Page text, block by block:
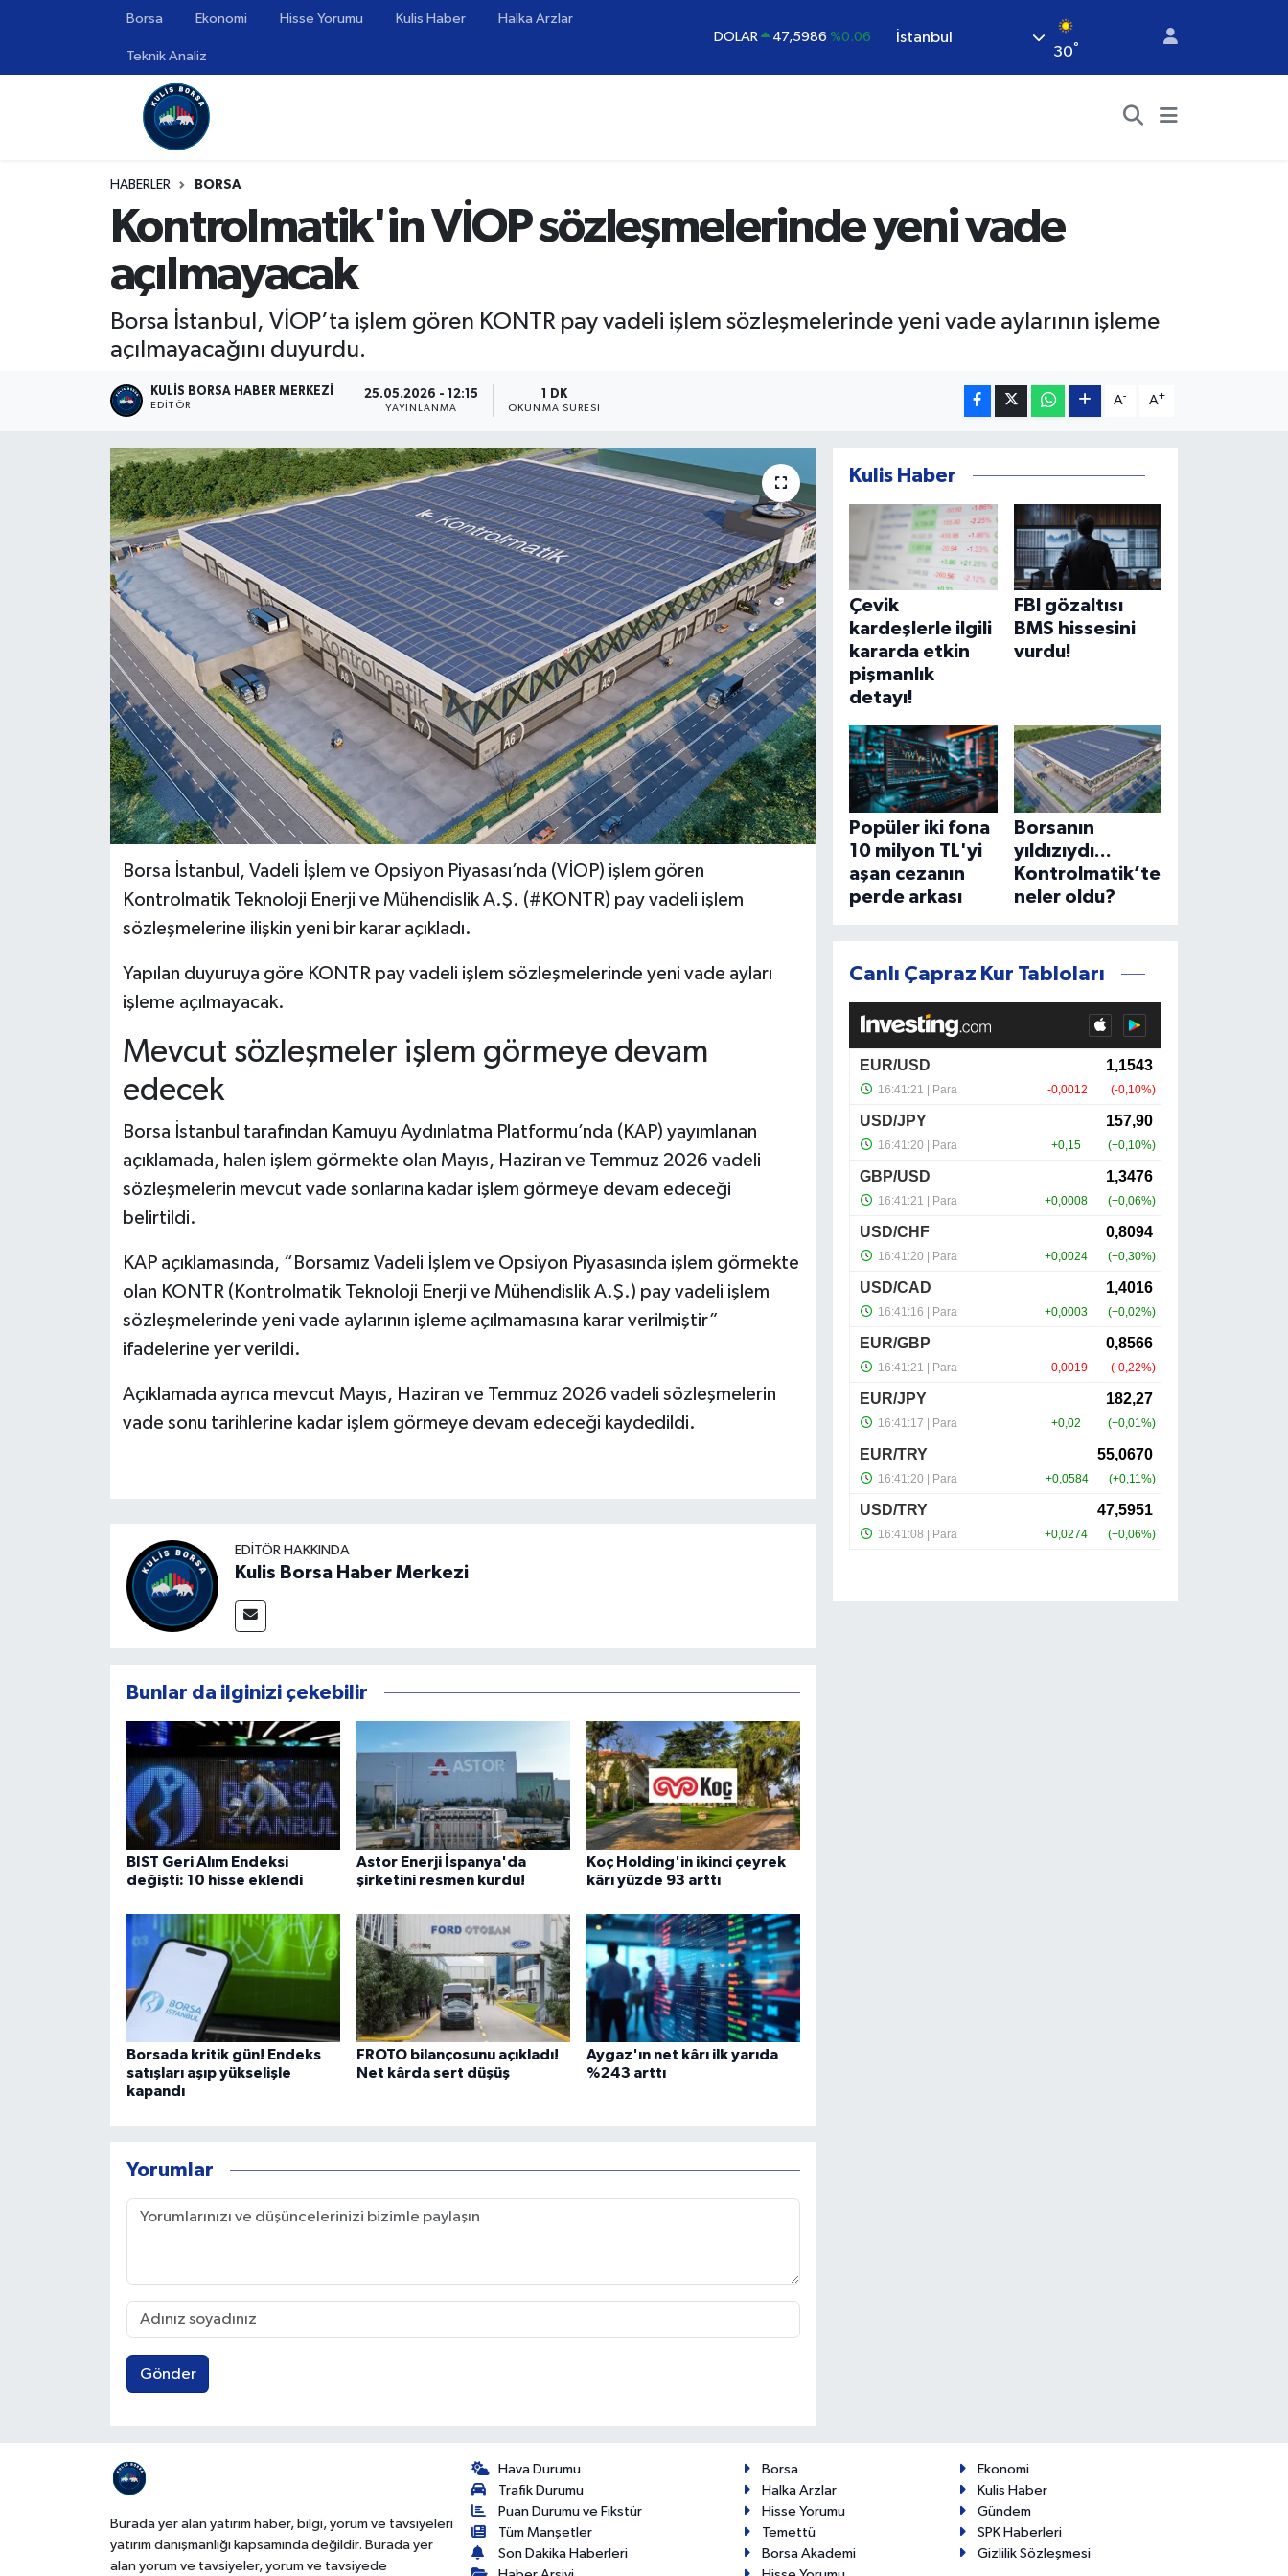
Borsa Ekonomi Hisse Yorumu Kulis Haber Halka Arzlar
Teknik Analiz
EURO 55,0700 %0.1
STERLİN 64,2438 %0.21
DOLAR 47,5986 %0.06
İstanbul
30°
HABERLER BORSA
Kontrolmatik'in VİOP sözleşmelerinde yeni vade
açılmayacak
Borsa İstanbul, VİOP’ta işlem gören KONTR pay vadeli işlem sözleşmelerinde yeni vade aylarının işleme
açılmayacağını duyurdu.
KULIS BORSA HABER MERKEZI
EDITÖR
25.05.2026 - 12:15
YAYINLANMA
1 DK
OKUNMA SÜRESI
A- A+
Borsa İstanbul, Vadeli İşlem ve Opsiyon Piyasası’nda (VİOP) işlem gören
Kontrolmatik Teknoloji Enerji ve Mühendislik A.Ş. (#KONTR) pay vadeli işlem
sözleşmelerine ilişkin yeni bir karar açıkladı.
Yapılan duyuruya göre KONTR pay vadeli işlem sözleşmelerinde yeni vade ayları
işleme açılmayacak.
Mevcut sözleşmeler işlem görmeye devam
edecek
Borsa İstanbul tarafından Kamuyu Aydınlatma Platformu’nda (KAP) yayımlanan
açıklamada, halen işlem görmekte olan Mayıs, Haziran ve Temmuz 2026 vadeli
sözleşmelerin mevcut vade sonlarına kadar işlem görmeye devam edeceği
belirtildi.
KAP açıklamasında, “Borsamız Vadeli İşlem ve Opsiyon Piyasasında işlem görmekte
olan KONTR (Kontrolmatik Teknoloji Enerji ve Mühendislik A.Ş.) pay vadeli işlem
sözleşmelerinde yeni vade aylarının işleme açılmamasına karar verilmiştir”
ifadelerine yer verildi.
Açıklamada ayrıca mevcut Mayıs, Haziran ve Temmuz 2026 vadeli sözleşmelerin
vade sonu tarihlerine kadar işlem görmeye devam edeceği kaydedildi.
EDITÖR HAKKINDA
Kulis Borsa Haber Merkezi
Bunlar da ilginizi çekebilir
BIST Geri Alım Endeksi
değişti: 10 hisse eklendi
Astor Enerji İspanya'da
şirketini resmen kurdu!
Koç Holding'in ikinci çeyrek
kârı yüzde 93 arttı
Borsada kritik gün! Endeks
satışları aşıp yükselişle
kapandı
FROTO bilançosunu açıkladı!
Net kârda sert düşüş
Aygaz'ın net kârı ilk yarıda
%243 arttı
Yorumlar
Gönder
Kulis Haber
Çevik
kardeşlerle ilgili
kararda etkin
pişmanlık
detayı!
FBI gözaltısı
BMS hissesini
vurdu!
Popüler iki fona
10 milyon TL'yi
aşan cezanın
perde arkası
Borsanın
yıldızıydı...
Kontrolmatik’te
neler oldu?
Canlı Çapraz Kur Tabloları
Burada yer alan yatırım haber, bilgi, yorum ve tavsiyeleri
yatırım danışmanlığı kapsamında değildir. Burada yer
alan yorum ve tavsiyeler, yorum ve tavsiyede
Hava Durumu
Trafik Durumu
Puan Durumu ve Fikstür
Tüm Manşetler
Son Dakika Haberleri
Borsa
Ekonomi
Halka Arzlar
Kulis Haber
Hisse Yorumu
Gündem
Temettü
SPK Haberleri
Borsa Akademi
Gizlilik Sözleşmesi
Borsa
Hisse Yorumu
Halka Arzlar
Ekonomi
Hava Durumu
Trafik Durumu
Tüm Manşetler
Son Dakika Haberleri
Haber Arşivi